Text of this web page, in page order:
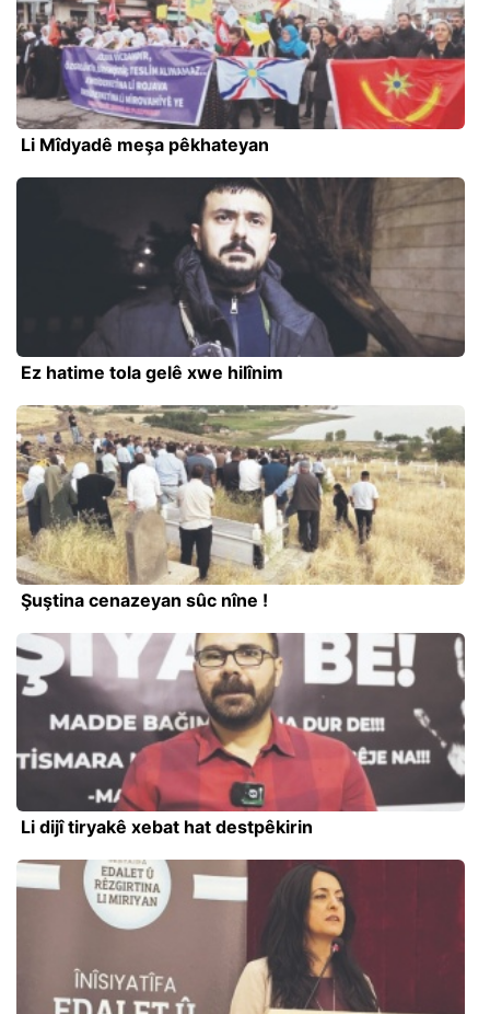
Li Mîdyadê meşa pêkhateyan
Ez hatime tola gelê xwe hilînim
Şuştina cenazeyan sûc nîne !
Li dijî tiryakê xebat hat destpêkirin